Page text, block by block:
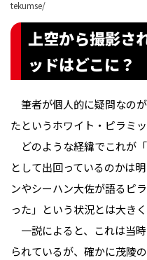
tekumse/
上空から撮影さ
ッドはどこに？
筆者が個人的に疑問なの
たというホワイト・ピラミ
どのような経緯でこれが
として出回っているのかは
ンやシーハン大佐が語るピ
った」という状況とは大き
一説によると、これは当
られているが、確かに茂陵